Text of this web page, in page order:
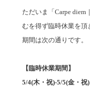
ただいま「Carpe
むを得ず臨時休業を頂
期間は次の通りです。
【臨時休業期間】
5/4(木・祝)-5/5(金・祝)